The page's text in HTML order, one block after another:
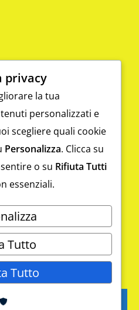
a Sapri con il
Pensa meglio
privacy
la tua
personalizzati e
scegliere quali cookie
Personalizza. Clicca su
o su Rifiuta Tutti
essenziali.
Tutto
Tutto